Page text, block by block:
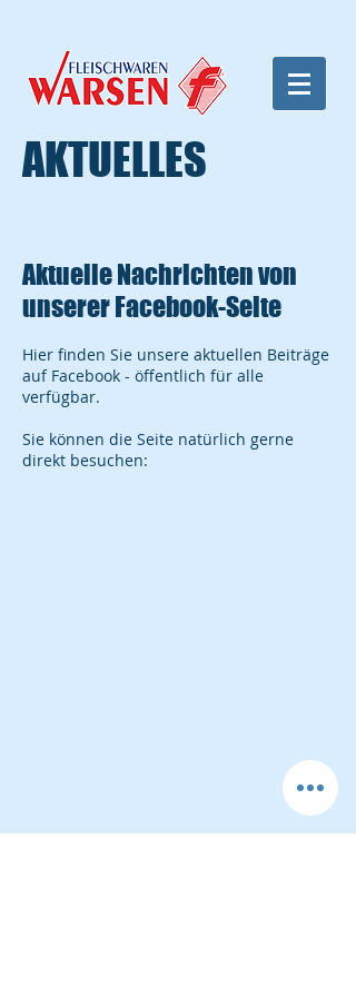
AKTUELLES
Aktuelle Nachrichten von
unserer Facebook-Seite
Hier finden Sie unsere aktuellen Beiträge
auf Facebook - öffentlich für alle
verfügbar.
Sie können die Seite natürlich gerne
direkt besuchen: